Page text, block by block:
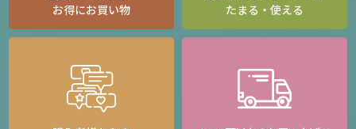
お得にお買い物
たまる・使える